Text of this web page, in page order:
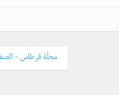
مجلّة قرطاس -